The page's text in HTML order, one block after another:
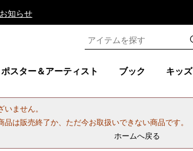
知らせ
ポスター＆アーティスト ブック キッズ
いません。
品は販売終了か、ただ今お取扱いできない商品です。
ホームへ戻る